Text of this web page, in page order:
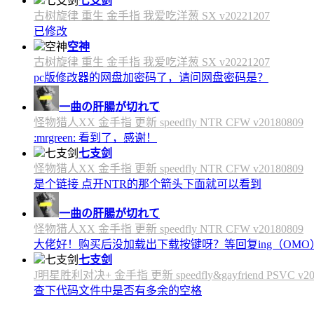
古树旋律 重生 金手指 我爱吃洋葱 SX v20221207
已修改
空神
古树旋律 重生 金手指 我爱吃洋葱 SX v20221207
pc版修改器的网盘加密码了，请问网盘密码是？
一曲の肝腸が切れて
怪物猎人XX 金手指 更新 speedfly NTR CFW v20180809
:mrgreen: 看到了，感谢！
七支剑
怪物猎人XX 金手指 更新 speedfly NTR CFW v20180809
是个链接 点开NTR的那个箭头下面就可以看到
一曲の肝腸が切れて
怪物猎人XX 金手指 更新 speedfly NTR CFW v20180809
大佬好！购买后没加载出下载按键呀？等回复ing（OMO
七支剑
J明星胜利对决+ 金手指 更新 speedfly&gayfriend PSVC
查下代码文件中是否有多余的空格